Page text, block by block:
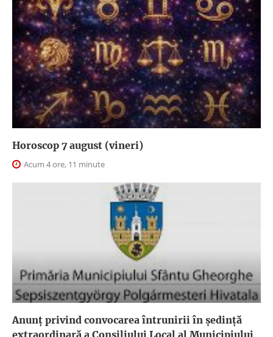
Horoscop 7 august (vineri)
Acum 4 ore, 11 minute
Anunţ privind convocarea întrunirii în şedinţă